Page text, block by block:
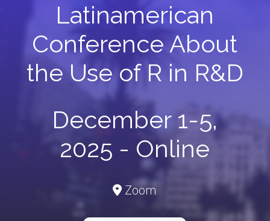
Latinamerican
Conference About
the Use of R in R&D
December 1-5,
2025 - Online
Zoom